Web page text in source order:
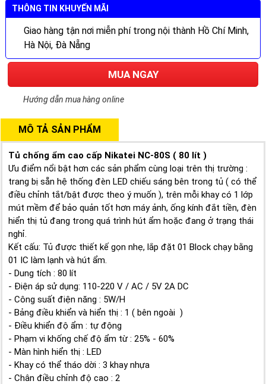
THÔNG TIN KHUYẾN MÃI
Giao hàng tận nơi miễn phí trong nội thành Hồ Chí Minh,
Hà Nội, Đà Nẵng
MUA NGAY
Hướng dẫn mua hàng online
MÔ TẢ SẢN PHẨM
Tủ chống ẩm cao cấp Nikatei NC-80S ( 80 lít )
Ưu điểm nổi bật hơn các sản phẩm cùng loại trên thị trường :
trang bị sẵn hệ thống đèn LED chiếu sáng bên trong tủ ( có thể
điều chỉnh tắt/bật được theo ý muốn ), trên mỗi khay có 1 lớp
mút mềm để bảo quản tốt hơn máy ảnh, ống kính đắt tiền, đèn
hiển thị tủ đang trong quá trình hút ẩm hoặc đang ở trạng thái
nghỉ.
Kết cấu: Tủ được thiết kế gọn nhẹ, lắp đặt 01 Block chạy bằng
01 IC làm lạnh và hút ẩm.
- Dung tích : 80 lít
- Điện áp sử dụng: 110-220 V / AC / 5V 2A DC
- Công suất điện năng : 5W/H
- Bảng điều khiển và hiển thị : 1 ( bên ngoài )
- Điều khiển độ ẩm : tự động
- Phạm vi khống chế độ ẩm từ : 25% - 60%
- Màn hình hiển thị : LED
- Khay có thể tháo dời : 3 khay nhựa
- Chân điều chỉnh độ cao : 2